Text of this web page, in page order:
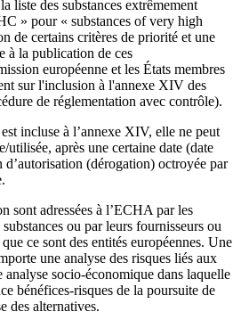
liste des substances extrêmement
» pour « substances of very high
de certains critères de priorité et une
à la publication de ces
européenne et les États membres
sur l'inclusion à l'annexe XIV des
de réglementation avec contrôle).
incluse à l’annexe XIV, elle ne peut
utilisée, après une certaine date (date
d’autorisation (dérogation) octroyée par
sont adressées à l’ECHA par les
ou par leurs fournisseurs ou
ce sont des entités européennes. Une
une analyse des risques liés aux
analyse socio-économique dans laquelle
bénéfices-risques de la poursuite de
des alternatives.